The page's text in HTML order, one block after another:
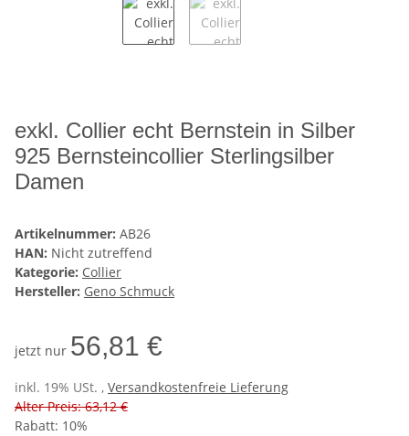
exkl. Collier echt Bernstein in Silber
925 Bernsteincollier Sterlingsilber
Damen
Artikelnummer: AB26
HAN: Nicht zutreffend
Kategorie: Collier
Hersteller: Geno Schmuck
jetzt nur 56,81 €
inkl. 19% USt. , Versandkostenfreie Lieferung
Alter Preis: 63,12 €
Rabatt: 10%